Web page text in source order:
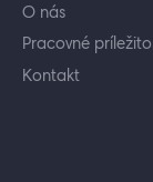
O nás
Pracovné
Kontakt